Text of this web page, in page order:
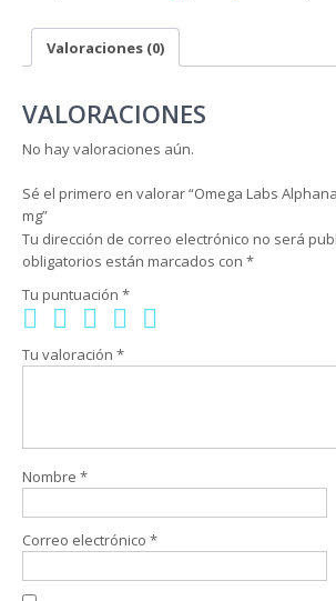
20
cantidad
Valoraciones (0)
VALORACIONES
No hay valoraciones aún.
Sé el primero en valorar “Omega Labs
mg”
Tu dirección de correo electrónico no será
obligatorios están marcados con *
Tu puntuación *
Tu valoración *
Nombre *
Correo electrónico *